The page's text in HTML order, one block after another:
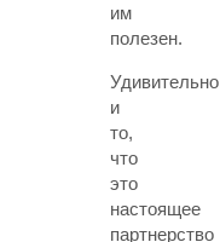
им
полезен.
Удивительно
и
то,
что
это
настоящее
партнерство